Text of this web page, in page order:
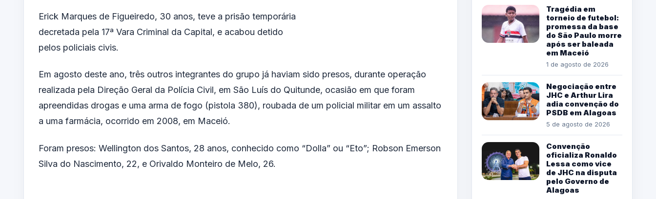
Erick Marques de Figueiredo, 30 anos, teve a prisão temporária
decretada pela 17ª Vara Criminal da Capital, e acabou detido
pelos policiais civis.
Em agosto deste ano, três outros integrantes do grupo já haviam sido presos, durante operação
realizada pela Direção Geral da Polícia Civil, em São Luís do Quitunde, ocasião em que foram
apreendidas drogas e uma arma de fogo (pistola 380), roubada de um policial militar em um assalto
a uma farmácia, ocorrido em 2008, em Maceió.
Foram presos: Wellington dos Santos, 28 anos, conhecido como “Dolla” ou “Eto”; Robson Emerson
Silva do Nascimento, 22, e Orivaldo Monteiro de Melo, 26.
Tragédia em
torneio de futebol:
promessa da base
do São Paulo morre
após ser baleada
em Maceió
1 de agosto de 2026
Negociação entre
JHC e Arthur Lira
adia convenção do
PSDB em Alagoas
5 de agosto de 2026
Convenção
oficializa Ronaldo
Lessa como vice
de JHC na disputa
pelo Governo de
Alagoas